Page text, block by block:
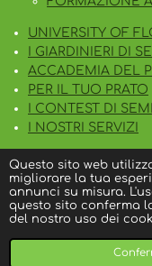
Questo sito web
migliorare la tua
annunci su misura.
questo sito conferma
del nostro uso dei
UNIVERSITY OF
I GIARDINIERI DI
ACCADEMIA DEL
PER IL TUO PRATO
I CONTEST DI
I NOSTRI SERVIZI
© 2023 SEMPRE AL
APPASSIONATI DEL
Email